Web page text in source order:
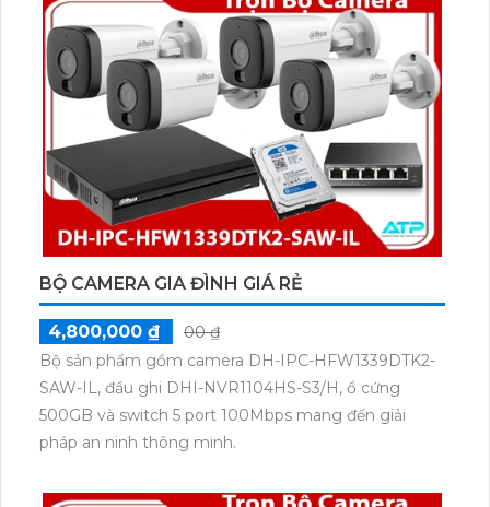
BỘ CAMERA GIA ĐÌNH GIÁ RẺ
4,800,000 ₫
00 ₫
Bộ sản phẩm gồm camera DH-IPC-HFW1339DTK2-
SAW-IL, đầu ghi DHI-NVR1104HS-S3/H, ổ cứng
500GB và switch 5 port 100Mbps mang đến giải
pháp an ninh thông minh.